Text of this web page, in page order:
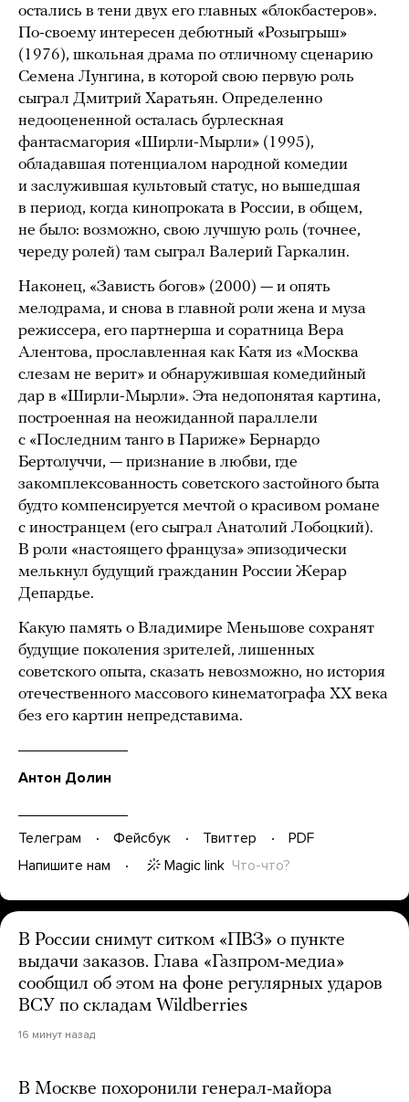
остались в тени двух его главных «блокбастеров».
По-своему интересен дебютный «Розыгрыш»
(1976), школьная драма по отличному сценарию
Семена Лунгина, в которой свою первую роль
сыграл Дмитрий Харатьян. Определенно
недооцененной осталась бурлескная
фантасмагория «Ширли-Мырли» (1995),
обладавшая потенциалом народной комедии
и заслужившая культовый статус, но вышедшая
в период, когда кинопроката в России, в общем,
не было: возможно, свою лучшую роль (точнее,
череду ролей) там сыграл Валерий Гаркалин.
Наконец, «Зависть богов» (2000) — и опять
мелодрама, и снова в главной роли жена и муза
режиссера, его партнерша и соратница Вера
Алентова, прославленная как Катя из «Москва
слезам не верит» и обнаружившая комедийный
дар в «Ширли-Мырли». Эта недопонятая картина,
построенная на неожиданной параллели
с «Последним танго в Париже» Бернардо
Бертолуччи, — признание в любви, где
закомплексованность советского застойного быта
будто компенсируется мечтой о красивом романе
с иностранцем (его сыграл Анатолий Лобоцкий).
В роли «настоящего француза» эпизодически
мелькнул будущий гражданин России Жерар
Депардье.
Какую память о Владимире Меньшове сохранят
будущие поколения зрителей, лишенных
советского опыта, сказать невозможно, но история
отечественного массового кинематографа ХХ века
без его картин непредставима.
Антон Долин
Телеграм Фейсбук Твиттер
PDF
Напишите нам
Magic link Что-что?
В России снимут ситком «ПВЗ» о пункте
выдачи заказов. Глава «Газпром-медиа»
сообщил об этом на фоне регулярных ударов
ВСУ по складам Wildberries
16 минут назад
В Москве похоронили генерал-майора